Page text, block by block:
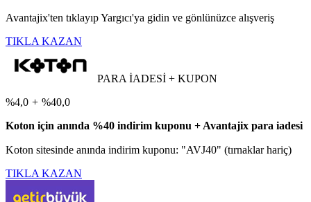
Avantajix'ten tıklayıp Yargıcı'ya gidin ve gönlünüzce alışveriş
TIKLA KAZAN
PARA İADESİ + KUPON
%4,0 + %40,0
Koton için anında %40 indirim kuponu + Avantajix para iadesi
Koton sitesinde anında indirim kuponu: "AVJ40" (tırnaklar hariç)
TIKLA KAZAN